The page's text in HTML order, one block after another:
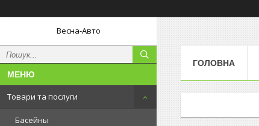
Весна-Авто
Товари та послуги
Басейны
ГОЛОВНА